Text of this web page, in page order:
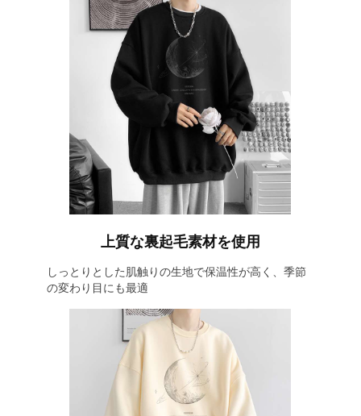
上質な裏起毛素材を使用
しっとりとした肌触りの生地で保温性が高く、季節
の変わり目にも最適